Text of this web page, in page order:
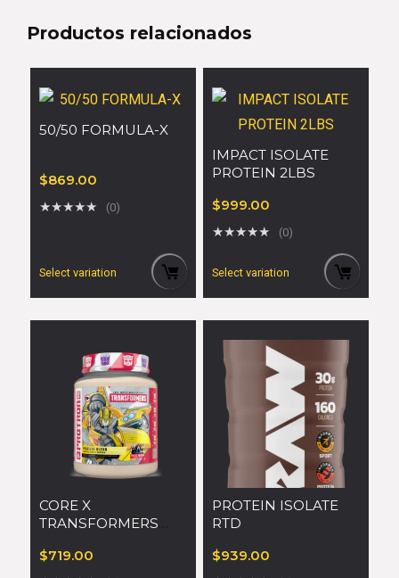
Productos relacionados
50/50 FORMULA-X
$869.00
★★★★★ (0)
Select variation
IMPACT ISOLATE
PROTEIN 2LBS
$999.00
★★★★★ (0)
Select variation
CORE X
TRANSFORMERS
$719.00
PROTEIN ISOLATE
RTD
$939.00